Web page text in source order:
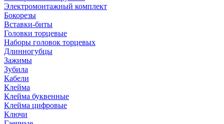
Электромонтажный комплект
Бокорезы
Вставки-биты
Головки торцевые
Наборы головок торцевых
Длинногубцы
Зажимы
Зубила
Кабели
Клейма
Клейма буквенные
Клейма цифровые
Ключи